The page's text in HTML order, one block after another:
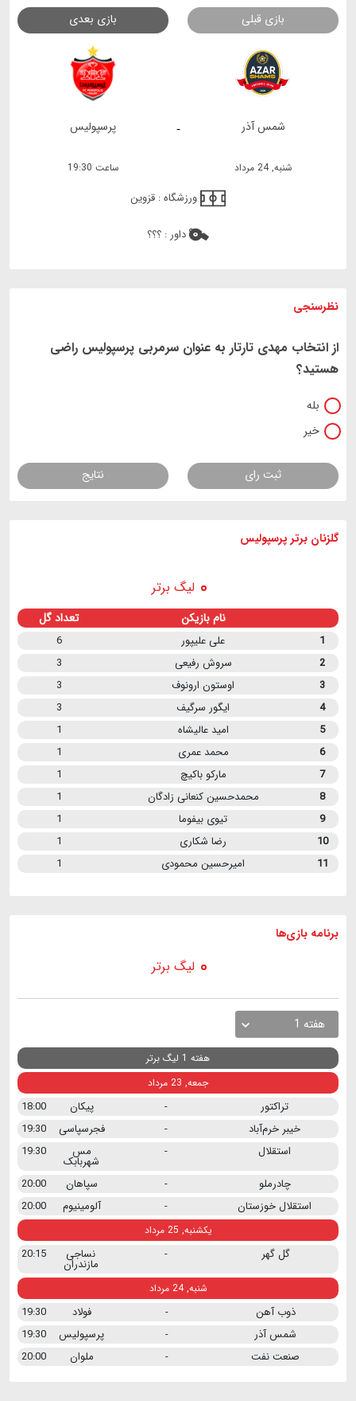
بازی قبلی بازی بعدی
- شمس آذر پرسپولیس
شنبه, 24 مرداد ساعت 19:30
ورزشگاه : قزوین
داور : ؟؟؟
نظرسنجی
از انتخاب مهدی تارتار به عنوان سرمربی پرسپولیس راضی
هستید؟
بله
خیر
ثبت رای نتایج
گلزنان برتر پرسپولیس
لیگ برتر
نام بازیکن تعداد گل
1 علی علیپور
6
2
سروش رفیعی
3
3
اوستون ارونوف
3
4
ایگور سرگیف
3
5
امید عالیشاه
1
6
محمد عمری
1
7
مارکو باکیچ
1
8
محمدحسین کنعانی زادگان
1
9
تیوی بیفوما
1
10
رضا شکاری
1
11
امیرحسین محمودی 1
برنامه بازی ها
لیگ برتر
هفته 1
هفته 1 لیگ برتر
جمعه, 23 مرداد
تراکتور - پیکان
18:00
خیبر خرم‌آباد
- فجرسپاسی
19:30
استقلال
- مس
شهربابک
19:30
چادرملو
- سپاهان
20:00
استقلال خوزستان
- آلومینیوم 20:00
یکشنبه, 25 مرداد
گل گهر - نساجی
مازندران
20:15
شنبه, 24 مرداد
ذوب آهن - فولاد
19:30
شمس آذر
- پرسپولیس
19:30
صنعت نفت
- ملوان 20:00